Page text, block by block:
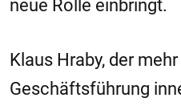
neue Rolle einbringt.
Klaus Hraby, der
Geschäftsführung